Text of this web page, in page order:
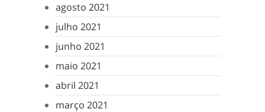
agosto 2021
julho 2021
junho 2021
maio 2021
abril 2021
março 2021